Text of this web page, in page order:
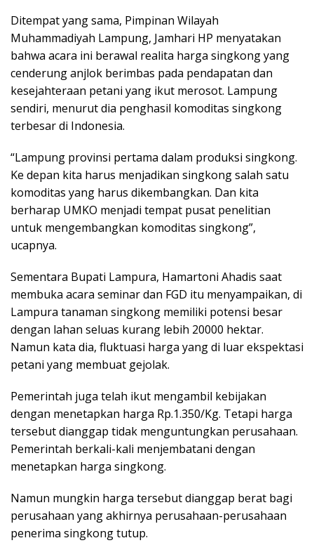
Ditempat yang sama, Pimpinan Wilayah
Muhammadiyah Lampung, Jamhari HP menyatakan
bahwa acara ini berawal realita harga singkong yang
cenderung anjlok berimbas pada pendapatan dan
kesejahteraan petani yang ikut merosot. Lampung
sendiri, menurut dia penghasil komoditas singkong
terbesar di Indonesia.
“Lampung provinsi pertama dalam produksi singkong.
Ke depan kita harus menjadikan singkong salah satu
komoditas yang harus dikembangkan. Dan kita
berharap UMKO menjadi tempat pusat penelitian
untuk mengembangkan komoditas singkong”,
ucapnya.
Sementara Bupati Lampura, Hamartoni Ahadis saat
membuka acara seminar dan FGD itu menyampaikan, di
Lampura tanaman singkong memiliki potensi besar
dengan lahan seluas kurang lebih 20000 hektar.
Namun kata dia, fluktuasi harga yang di luar ekspektasi
petani yang membuat gejolak.
Pemerintah juga telah ikut mengambil kebijakan
dengan menetapkan harga Rp.1.350/Kg. Tetapi harga
tersebut dianggap tidak menguntungkan perusahaan.
Pemerintah berkali-kali menjembatani dengan
menetapkan harga singkong.
Namun mungkin harga tersebut dianggap berat bagi
perusahaan yang akhirnya perusahaan-perusahaan
penerima singkong tutup.